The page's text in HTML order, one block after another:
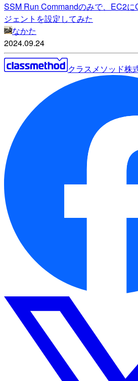
SSM Run Commandのみで、EC2
ジェントを設定してみた
なかた
2024.09.24
クラスメソッド株